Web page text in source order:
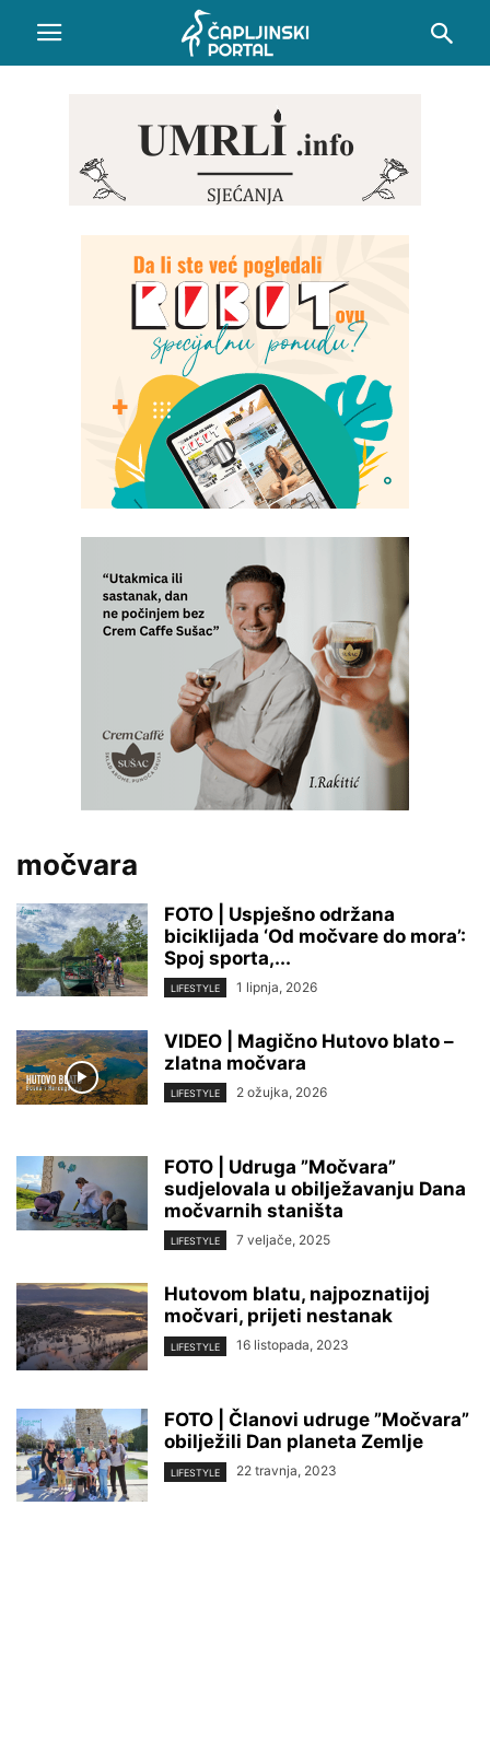
močvara
FOTO | Uspješno održana
biciklijada ‘Od močvare do mora’:
Spoj sporta,...
LIFESTYLE 1 lipnja, 2026
VIDEO | Magično Hutovo blato –
zlatna močvara
LIFESTYLE 2 ožujka, 2026
FOTO | Udruga ”Močvara”
sudjelovala u obilježavanju Dana
močvarnih staništa
LIFESTYLE 7 veljače, 2025
Hutovom blatu, najpoznatijoj
močvari, prijeti nestanak
LIFESTYLE 16 listopada, 2023
FOTO | Članovi udruge ”Močvara”
obilježili Dan planeta Zemlje
LIFESTYLE 22 travnja, 2023